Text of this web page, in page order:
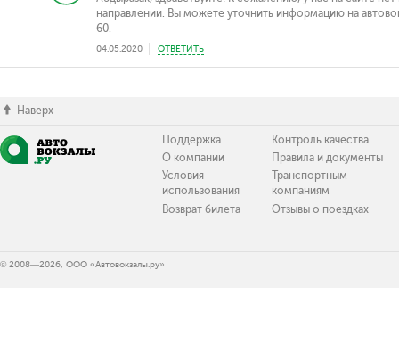
направлении. Вы можете уточнить информацию на
60.
04.05.2020 ОТВЕТИТЬ
Наверх
Поддержка
О компании
Условия
использования
Возврат билета
Контроль качества
Правила и документы
Транспортным
компаниям
Отзывы о поездках
© 2008—2026, ООО «Автовокзалы.ру»